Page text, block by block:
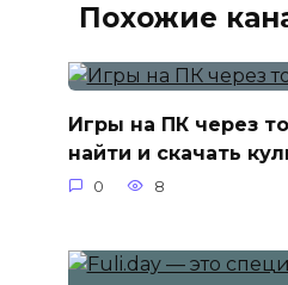
Похожие
Игры на ПК через
найти и скачать
0 8